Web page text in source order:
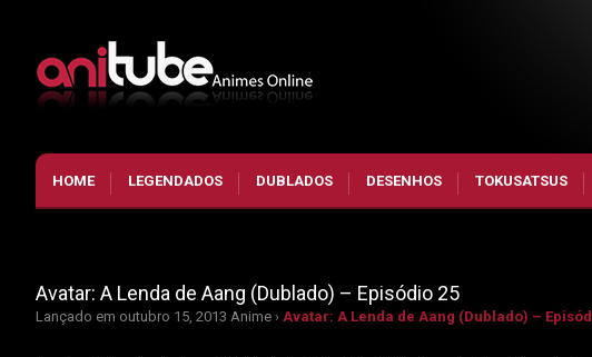
HOME LEGENDADOS DUBLADOS DESENHOS TOKUSATSUS
Avatar: A Lenda de Aang (Dublado) – Episódio 25
Lançado em outubro 15, 2013 Anime › Avatar: A Lenda de Aang (Dublado) –